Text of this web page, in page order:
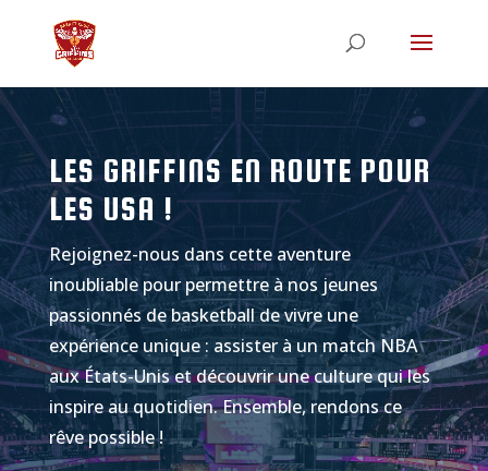
LES GRIFFINS EN ROUTE POUR
LES USA !
Rejoignez-nous dans cette aventure
inoubliable pour permettre à nos jeunes
passionnés de basketball de vivre une
expérience unique : assister à un match NBA
aux États-Unis et découvrir une culture qui les
inspire au quotidien. Ensemble, rendons ce
rêve possible !